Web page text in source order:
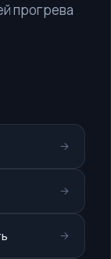
прогрева